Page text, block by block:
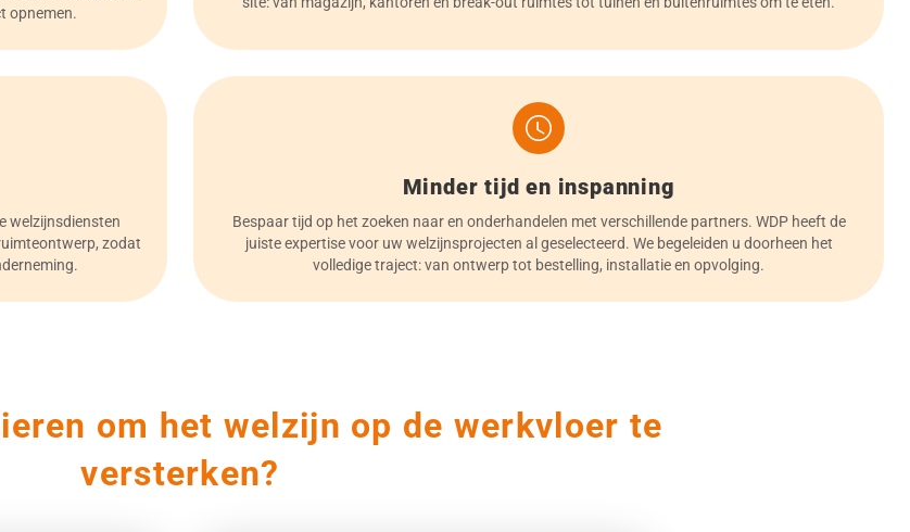
opnemen.
welzijnsdiensten
zodat
Minder tijd en inspanning
Bespaar tijd op het zoeken naar en onderhandelen met verschillende partners. WDP heeft de
juiste expertise voor uw welzijnsprojecten al geselecteerd. We begeleiden u doorheen het
volledige traject: van ontwerp tot bestelling, installatie en opvolging.
om het welzijn op de werkvloer te
versterken?